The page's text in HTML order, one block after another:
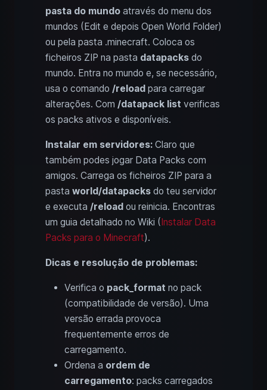
pasta do mundo através do menu dos
mundos (Edit e depois Open World Folder)
ou pela pasta .minecraft. Coloca os
ficheiros ZIP na pasta datapacks do
mundo. Entra no mundo e, se necessário,
usa o comando /reload para carregar
alterações. Com /datapack list verificas
os packs ativos e disponíveis.
Instalar em servidores: Claro que
também podes jogar Data Packs com
amigos. Carrega os ficheiros ZIP para a
pasta world/datapacks do teu servidor
e executa /reload ou reinicia. Encontras
um guia detalhado no Wiki ( Instalar Data
Packs para o Minecraft).
Dicas e resolução de problemas:
Verifica o pack_format no pack
(compatibilidade de versão). Uma
versão errada provoca
frequentemente erros de
carregamento.
Ordena a ordem de
carregamento: packs carregados